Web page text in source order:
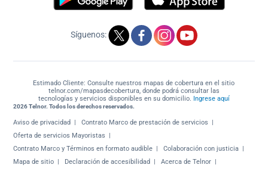
Síguenos:
Estimado Cliente: Consulte nuestros mapas de cobertura en el sitio
telnor.com/mapasdecobertura, donde podrá consultar las
tecnologías y servicios disponibles en su domicilio. Ingrese aquí
2026 Telnor. Todos los derechos reservados.
Aviso de privacidad
Contrato Marco de prestación de servicios
Oferta de servicios Mayoristas
Contrato Marco y Términos en formato audible
Colaboración con justicia
Mapa de sitio
Declaración de accesibilidad Acerca de Telnor